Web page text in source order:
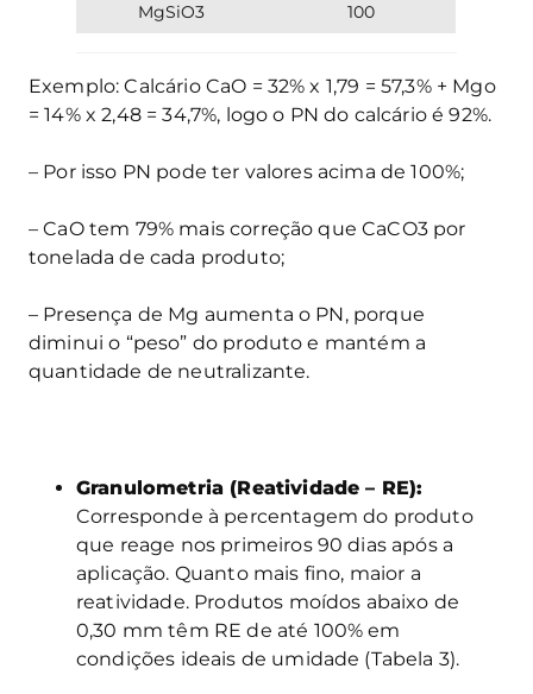
MgSiO3
100
Exemplo: Calcário CaO = 32% x 1,79 = 57,3% + Mgo
= 14% x 2,48 = 34,7%, logo o PN do calcário é 92%.
– Por isso PN pode ter valores acima de 100%;
– CaO tem 79% mais correção que CaCO3 por
tonelada de cada produto;
– Presença de Mg aumenta o PN, porque
diminui o “peso” do produto e mantém a
quantidade de neutralizante.
Granulometria (Reatividade – RE):
Corresponde à percentagem do produto
que reage nos primeiros 90 dias após a
aplicação. Quanto mais fino, maior a
reatividade. Produtos moídos abaixo de
0,30 mm têm RE de até 100% em
condições ideais de umidade (Tabela 3).